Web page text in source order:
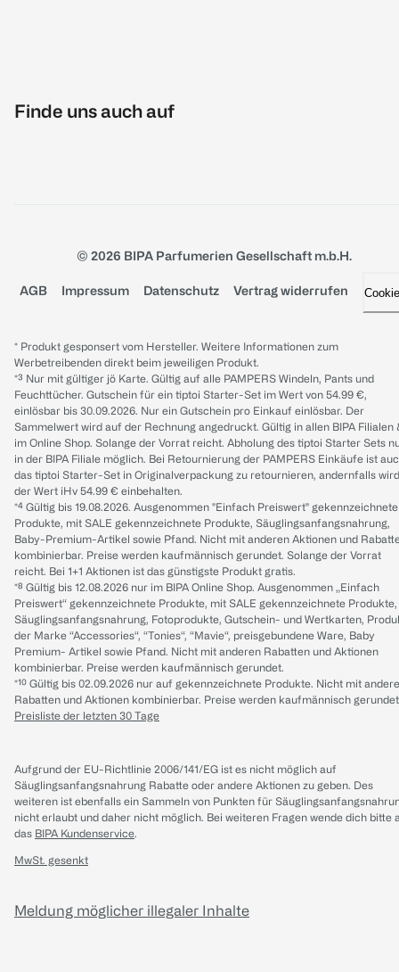
Finde uns auch auf
© 2026 BIPA Parfumerien Gesellschaft m.b.H.
AGB Impressum Datenschutz Vertrag widerrufen
* Produkt gesponsert vom Hersteller. Weitere Informationen zum
Werbetreibenden direkt beim jeweiligen Produkt.
*³ Nur mit gültiger jö Karte. Gültig auf alle PAMPERS Windeln, Pants und
Feuchttücher. Gutschein für ein tiptoi Starter-Set im Wert von 54.99 €,
einlösbar bis 30.09.2026. Nur ein Gutschein pro Einkauf einlösbar. Der
Sammelwert wird auf der Rechnung angedruckt. Gültig in allen BIPA Filialen
im Online Shop. Solange der Vorrat reicht. Abholung des tiptoi Starter Sets
in der BIPA Filiale möglich. Bei Retournierung der PAMPERS Einkäufe ist
das tiptoi Starter-Set in Originalverpackung zu retournieren, andernfalls wird
der Wert iHv 54.99 € einbehalten.
*⁴ Gültig bis 19.08.2026. Ausgenommen "Einfach Preiswert" gekennzeichnete
Produkte, mit SALE gekennzeichnete Produkte, Säuglingsanfangsnahrung,
Baby-Premium-Artikel sowie Pfand. Nicht mit anderen Aktionen und
kombinierbar. Preise werden kaufmännisch gerundet. Solange der Vorrat
reicht. Bei 1+1 Aktionen ist das günstigste Produkt gratis.
*⁸ Gültig bis 12.08.2026 nur im BIPA Online Shop. Ausgenommen „Einfach
Preiswert“ gekennzeichnete Produkte, mit SALE gekennzeichnete Produkte,
Säuglingsanfangsnahrung, Fotoprodukte, Gutschein- und Wertkarten,
der Marke “Accessories“, “Tonies“, “Mavie“, preisgebundene Ware, Baby
Premium- Artikel sowie Pfand. Nicht mit anderen Rabatten und Aktionen
kombinierbar. Preise werden kaufmännisch gerundet.
*¹⁰ Gültig bis 02.09.2026 nur auf gekennzeichnete Produkte. Nicht mit
Rabatten und Aktionen kombinierbar. Preise werden kaufmännisch
Preisliste der letzten 30 Tage
Aufgrund der EU-Richtlinie 2006/141/EG ist es nicht möglich auf
Säuglingsanfangsnahrung Rabatte oder andere Aktionen zu geben. Des
weiteren ist ebenfalls ein Sammeln von Punkten für
nicht erlaubt und daher nicht möglich. Bei weiteren Fragen wende dich bitte
das BIPA Kundenservice.
MwSt. gesenkt
Meldung möglicher illegaler Inhalte